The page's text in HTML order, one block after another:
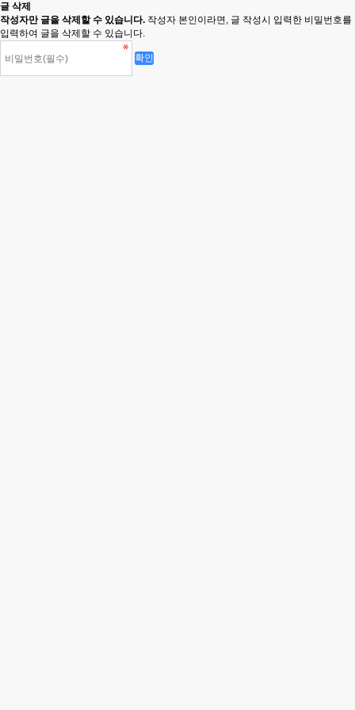
글 삭제
작성자만 글을 삭제할 수 있습니다. 작성자 본인이라면, 글 작성시 입력한 비밀번호를
입력하여 글을 삭제할 수 있습니다.